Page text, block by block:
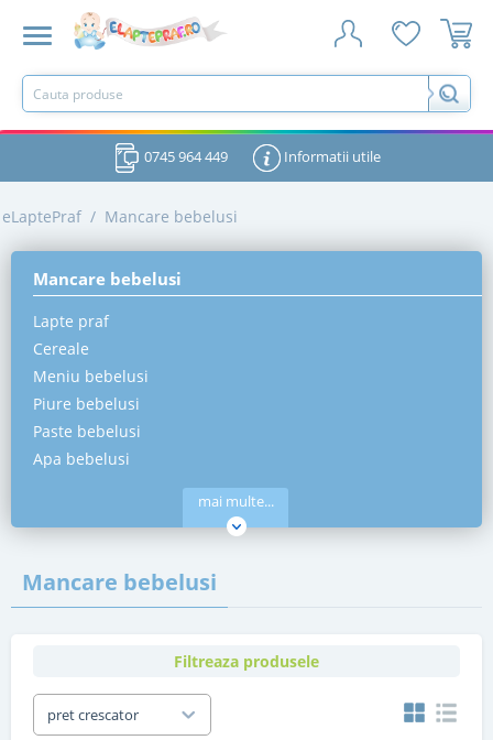
0745 964 449 Informatii utile
eLaptePraf / Mancare bebelusi
Mancare bebelusi
Lapte praf
Cereale
Meniu bebelusi
Piure bebelusi
Paste bebelusi
Apa bebelusi
mai multe...
Mancare bebelusi
Filtreaza produsele
pret crescator